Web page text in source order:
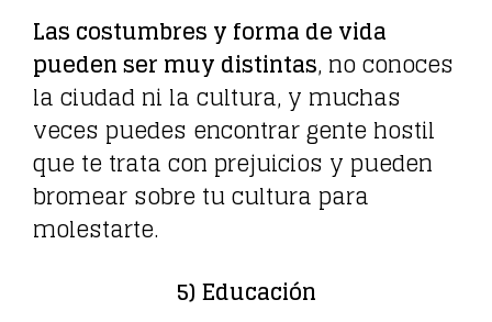
Las costumbres y forma de vida
pueden ser muy distintas, no conoces
la ciudad ni la cultura, y muchas
veces puedes encontrar gente hostil
que te trata con prejuicios y pueden
bromear sobre tu cultura para
molestarte.
5) Educación